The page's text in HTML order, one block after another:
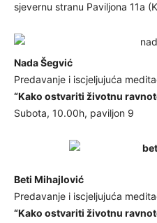
sjevernu stranu Paviljona 11a
Nada Šegvić
Predavanje i iscjeljujuća
“Kako ostvariti životnu
Subota, 10.00h, paviljon 9
Beti Mihajlović
Predavanje i iscjeljujuća
“Kako ostvariti životnu